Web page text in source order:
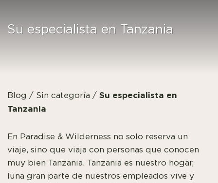
Su especialista en Tanzania
Blog / Sin categoría / Su especialista en
Tanzania
En Paradise & Wilderness no solo reserva un
viaje, sino que viaja con personas que conocen
muy bien Tanzania. Tanzania es nuestro hogar,
¡una gran parte de nuestros empleados vive y